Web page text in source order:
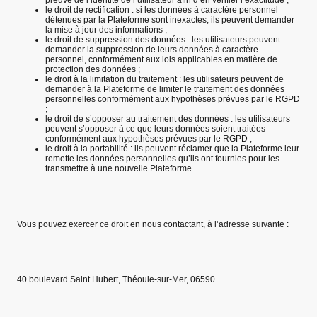
le droit de rectification : si les données à caractère personnel
détenues par la Plateforme sont inexactes, ils peuvent demander
la mise à jour des informations ;
le droit de suppression des données : les utilisateurs peuvent
demander la suppression de leurs données à caractère
personnel, conformément aux lois applicables en matière de
protection des données ;
le droit à la limitation du traitement : les utilisateurs peuvent de
demander à la Plateforme de limiter le traitement des données
personnelles conformément aux hypothèses prévues par le RGPD
;
le droit de s’opposer au traitement des données : les utilisateurs
peuvent s’opposer à ce que leurs données soient traitées
conformément aux hypothèses prévues par le RGPD ;
le droit à la portabilité : ils peuvent réclamer que la Plateforme leur
remette les données personnelles qu’ils ont fournies pour les
transmettre à une nouvelle Plateforme.
Vous pouvez exercer ce droit en nous contactant, à l’adresse suivante :
40 boulevard Saint Hubert, Théoule-sur-Mer, 06590